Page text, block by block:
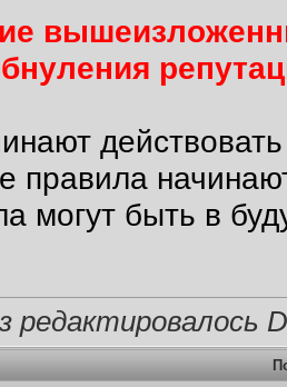
правила
могут быть в
редактировалось